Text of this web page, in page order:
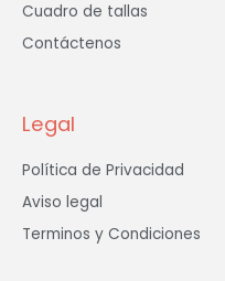
Cuadro de tallas
Contáctenos
Legal
Política de Privacidad
Aviso legal
Terminos y Condiciones